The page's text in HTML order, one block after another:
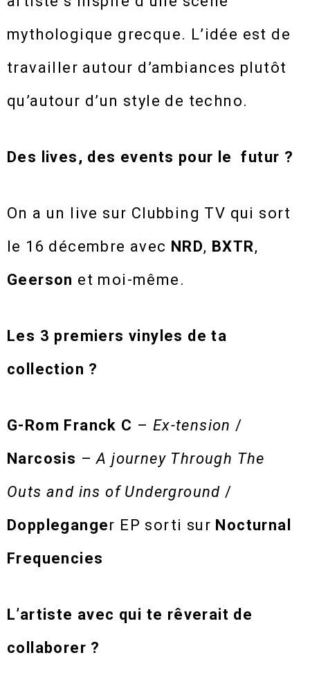
mythologique grecque. L’idée est de
travailler autour d’ambiances plutôt
qu’autour d’un style de techno.
Des lives, des events pour le futur ?
On a un live sur Clubbing TV qui sort
le 16 décembre avec NRD, BXTR,
Geerson et moi-même.
Les 3 premiers vinyles de ta
collection ?
G-Rom Franck C – Ex-tension /
Narcosis –A journey Through The
Outs and ins of Underground /
Doppleganger EP sorti sur Nocturnal
Frequencies
L’artiste avec qui te rêverait de
collaborer ?